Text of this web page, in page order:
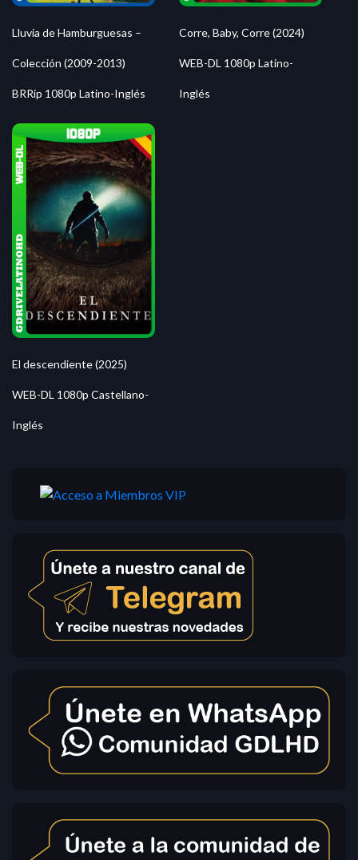
Lluvia de Hamburguesas –
Colección (2009-2013)
BRRip 1080p Latino-Inglés
Corre, Baby, Corre (2024)
WEB-DL 1080p Latino-
Inglés
El descendiente (2025)
WEB-DL 1080p Castellano-
Inglés